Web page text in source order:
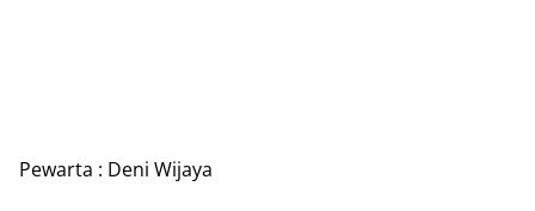
Pewarta : Deni Wijaya